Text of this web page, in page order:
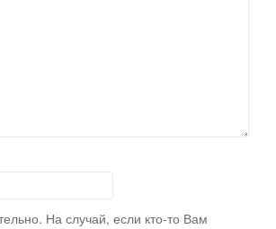
На случай, если кто-то Вам